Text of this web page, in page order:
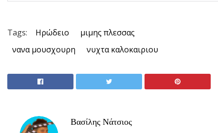
Tags: Ηρώδειο
μιμης πλεσσας
νανα μουσχουρη
νυχτα καλοκαιριου
Βασίλης Νάτσιος